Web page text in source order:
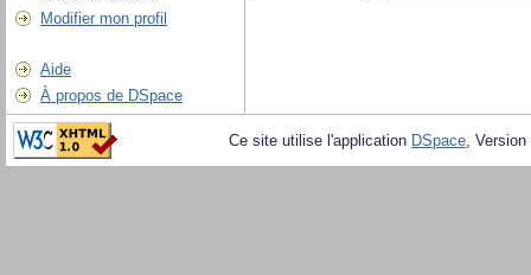
Modifier mon profil
Aide
À propos de DSpace
Ce site utilise l'application DSpace,